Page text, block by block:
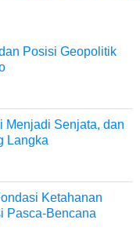
Posisi Geopolitik
Menjadi Senjata, dan
Langka
Ketahanan
Pasca-Bencana